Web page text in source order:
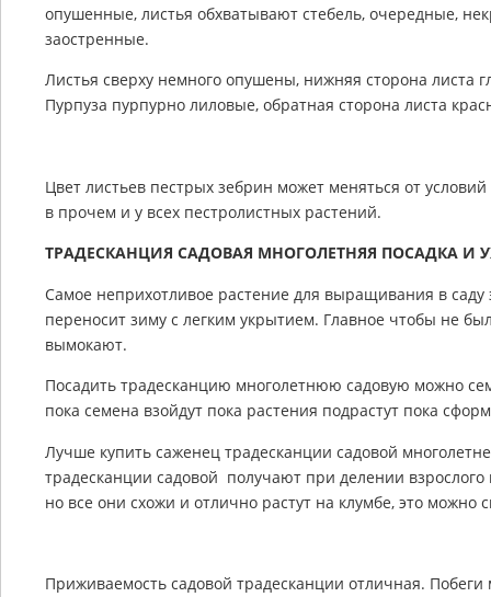
опушенные, листья обхватывают стебель, очередные,
заостренные.
Листья сверху немного опушены, нижняя сторона листа
Пурпуза пурпурно лиловые, обратная сторона листа
Цвет листьев пестрых зебрин может меняться от
в прочем и у всех пестролистных растений.
ТРАДЕСКАНЦИЯ САДОВАЯ МНОГОЛЕТНЯЯ ПОСАДКА И
Самое неприхотливое растение для выращивания в саду
переносит зиму с легким укрытием. Главное чтобы не
вымокают.
Посадить традесканцию многолетнюю садовую можно
пока семена взойдут пока растения подрастут пока
Лучше купить саженец традесканции садовой
традесканции садовой получают при делении взрослого
но все они схожи и отлично растут на клумбе, это можно
Приживаемость садовой традесканции отличная.